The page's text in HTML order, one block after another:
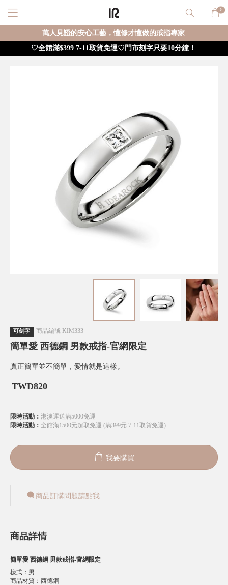
0
萬人見證的安心工藝，懂修才懂做的戒指專家
♡全館滿$399 7-11取貨免運♡門市刻字只要10分鐘！
可刻字 商品編號 KIM333
簡單愛 西德鋼 男款戒指-官網限定
真正簡單並不簡單，愛情就是這樣。
TWD820
限時活動： 港澳運送滿5000免運
限時活動： 全館滿1500元超取免運 (滿399元 7-11取貨免運)
我要購買
商品訂購問題請點我
商品詳情
簡單愛 西德鋼 男款戒指-官網限定
樣式 ： 男
商品材質 ： 西德鋼